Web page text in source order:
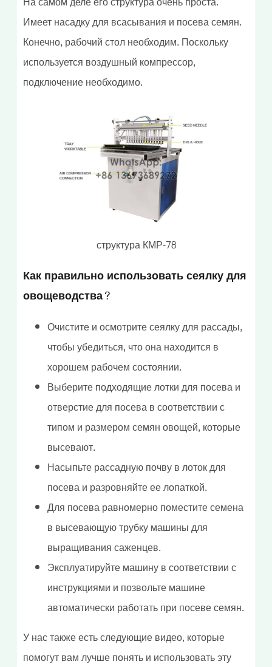
Имеет насадку для всасывания и посева семян.
Конечно, рабочий стол необходим. Поскольку
используется воздушный компрессор,
подключение необходимо.
структура КМР-78
Как правильно использовать сеялку для
овощеводства?
Очистите и осмотрите сеялку для рассады,
чтобы убедиться, что она находится в
хорошем рабочем состоянии.
Выберите подходящие лотки для посева и
отверстие для посева в соответствии с
типом и размером семян овощей, которые
высевают.
Насыпьте рассадную почву в лоток для
посева и разровняйте ее лопаткой.
Для посева равномерно поместите семена
в высевающую трубку машины для
выращивания саженцев.
Эксплуатируйте машину в соответствии с
инструкциями и позвольте машине
автоматически работать при посеве семян.
У нас также есть следующие видео, которые
помогут вам лучше понять и использовать эту